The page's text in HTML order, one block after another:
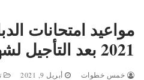
مواعيد امتحانات
2021 بعد التأجيل لشهر يونيو
خمس خطوات أبريل 9, 2021